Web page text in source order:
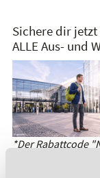
Sichere dir
ALLE Aus- und
*Der Rabattcode